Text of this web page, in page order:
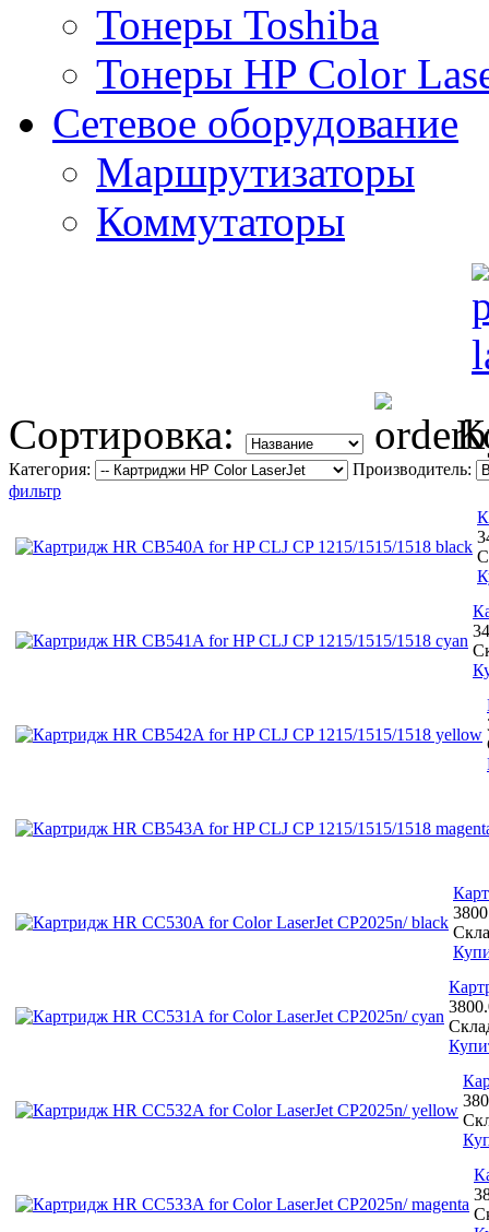
Тонеры Toshiba
Тонеры HP Color
Сетевое оборудование
Маршрутизаторы
Коммутаторы
Сортировка:
Категория:
Производитель:
фильтр